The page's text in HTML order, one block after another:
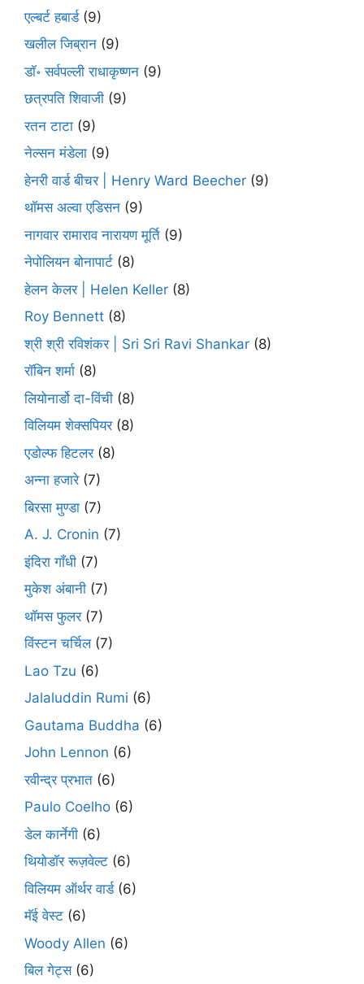
एल्बर्ट हबार्ड(9)
खलील जिब्रान (9)
डॉ॰ सर्वपल्ली राधाकृष्णन (9)
छत्रपति शिवाजी (9)
रतन टाटा (9)
नेल्सन मंडेला (9)
हेनरी वार्ड बीचर | Henry Ward Beecher (9)
थॉमस अल्वा एडिसन (9)
नागवार रामाराव नारायण मूर्ति (9)
नेपोलियन बोनापार्ट (8)
हेलन केलर | Helen Keller (8)
Roy Bennett (8)
श्री श्री रविशंकर | Sri Sri Ravi Shankar (8)
रॉबिन शर्मा (8)
लियोनार्डो दा-विंची (8)
विलियम शेक्सपियर(8)
एडोल्फ हिटलर(8)
अन्ना हजारे(7)
बिरसा मुण्डा (7)
A. J. Cronin (7)
इंदिरा गाँधी (7)
मुकेश अंबानी (7)
थॉमस फुलर(7)
विंस्टन चर्चिल(7)
Lao Tzu (6)
Jalaluddin Rumi (6)
Gautama Buddha (6)
John Lennon (6)
रवीन्द्र प्रभात (6)
Paulo Coelho (6)
डेल कार्नेगी (6)
थियोडॉर रूज़वेल्ट (6)
विलियम ऑर्थर वार्ड(6)
मॅई वेस्ट (6)
Woody Allen (6)
बिल गेट्स(6)